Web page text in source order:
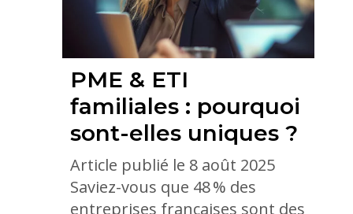
PME & ETI
familiales : pourquoi
sont-elles uniques ?
Article publié le 8 août 2025
Saviez-vous que 48 % des
entreprises françaises sont des